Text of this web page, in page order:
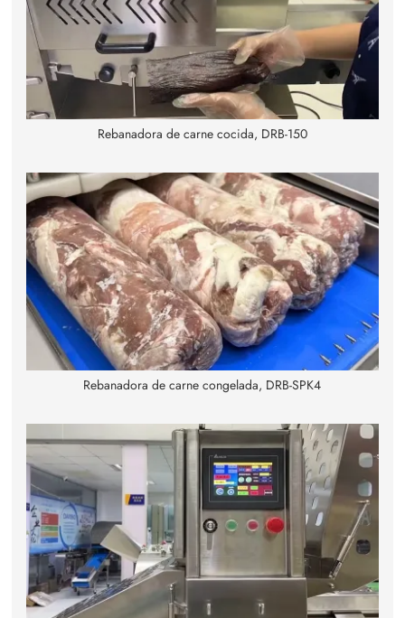
Rebanadora de carne cocida, DRB-150
Rebanadora de carne congelada, DRB-SPK4